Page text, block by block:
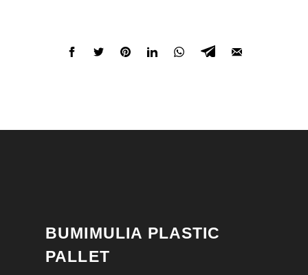
BUMIMULIA PLASTIC
PALLET